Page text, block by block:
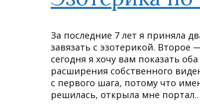
За последние 7 лет я приняла
завязать с эзотерикой. Второе
сегодня я хочу вам показать
расширения собственного
с первого шага, потому что
решилась, открыла мне